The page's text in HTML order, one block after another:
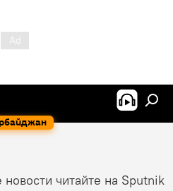
читайте на Sputnik